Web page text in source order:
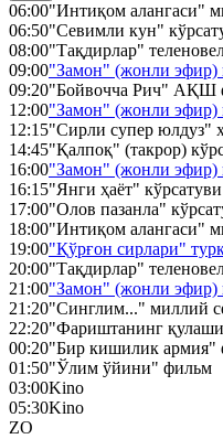
06:00"Интиқом алангаси"
06:50"Севимли кун"
08:00"Тақдирлар"
09:00"Замон" (жонли эфир)
09:20"Бойвочча Рич" АҚШ
12:00"Замон" (жонли эфир)
12:15"Сирли супер юлдуз"
14:45"Қалпоқ" (такрор)
16:00"Замон" (жонли эфир)
16:15"Янги ҳаёт" кўрсатуви
17:00"Олов пазанла"
18:00"Интиқом алангаси"
19:00"Қўрғон сирлари"
20:00"Тақдирлар"
21:00"Замон" (жонли эфир)
21:20"Синглим..." миллий
22:20"Фариштанинг
00:20"Бир кишилик армия"
01:50"Ўлим ўйини" фильм
03:00Kino
05:30Kino
ZO